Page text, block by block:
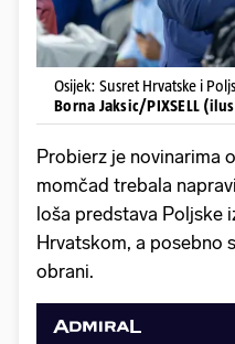
Osijek: Susret Hrvatske i
Borna Jaksic/PIXSELL
Probierz je novinarima
momčad trebala
loša predstava Poljske
Hrvatskom, a posebno
obrani.